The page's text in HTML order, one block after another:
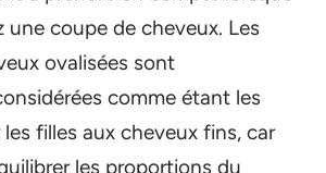
une coupe de cheveux. Les
ovalisées sont
comme étant les
filles aux cheveux fins, car
les proportions du